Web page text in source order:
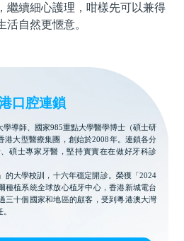
繼續細心護理，咁樣先可以兼得
活自然更愜意。
口腔連鎖
學導師、國家985重點大學醫學博士（碩士研
港大型醫療集團，創始於2008年。連鎖各分
碩士專家牙醫，堅持實實在在做好牙科診
的大學校訓，十六年穩定開診。榮獲「2024
種植系統全球放心植牙中心，香港新城電台
三十個國家和地區的顧客，受到粵港澳大灣